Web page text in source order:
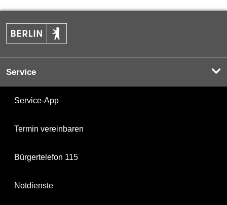
Service
Service-App
Termin vereinbaren
Bürgertelefon 115
Notdienste